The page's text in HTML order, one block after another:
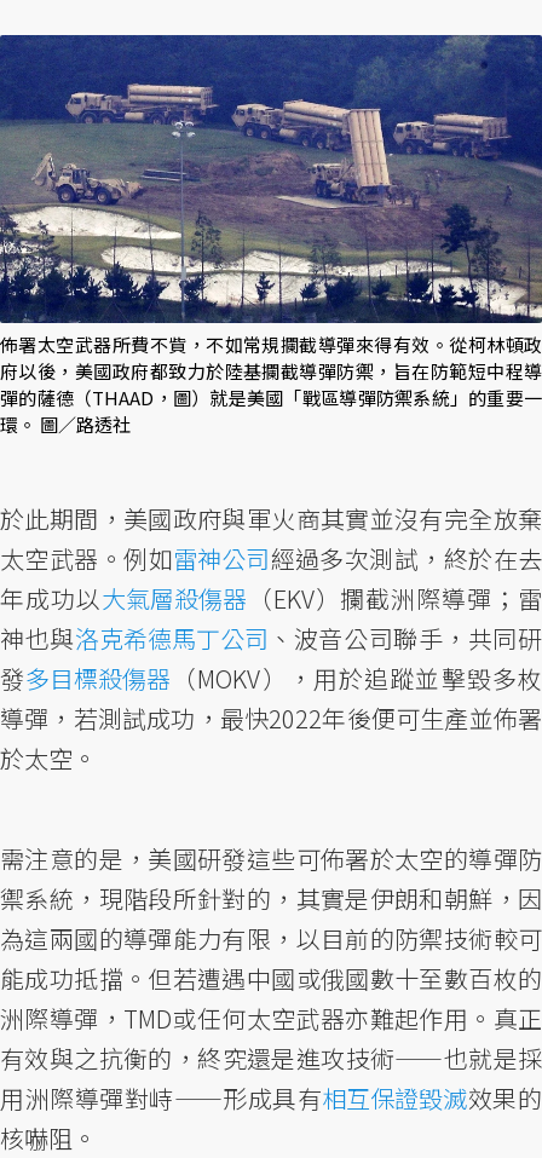
佈署太空武器所費不貲，不如常規攔截導彈來得有效。從柯林頓政
府以後，美國政府都致力於陸基攔截導彈防禦，旨在防範短中程導
彈的薩德（THAAD，圖）就是美國「戰區導彈防禦系統」的重要一
環。 圖／路透社
於此期間，美國政府與軍火商其實並沒有完全放棄
太空武器。例如雷神公司經過多次測試，終於在去
年成功以大氣層殺傷器 （EKV）攔截洲際導彈；雷
神也與洛克希德馬丁公司 、波音公司聯手，共同研
發多目標殺傷器 （MOKV），用於追蹤並擊毀多枚
導彈，若測試成功，最快2022年後便可生產並佈署
於太空。
需注意的是，美國研發這些可佈署於太空的導彈防
禦系統，現階段所針對的，其實是伊朗和朝鮮，因
為這兩國的導彈能力有限，以目前的防禦技術較可
能成功抵擋。但若遭遇中國或俄國數十至數百枚的
洲際導彈，TMD或任何太空武器亦難起作用。真正
有效與之抗衡的，終究還是進攻技術——也就是採
用洲際導彈對峙——形成具有相互保證毀滅效果的
核嚇阻。